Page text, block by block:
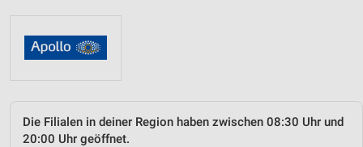
Die Filialen in deiner Region haben zwischen 08:30 Uhr und
20:00 Uhr geöffnet.